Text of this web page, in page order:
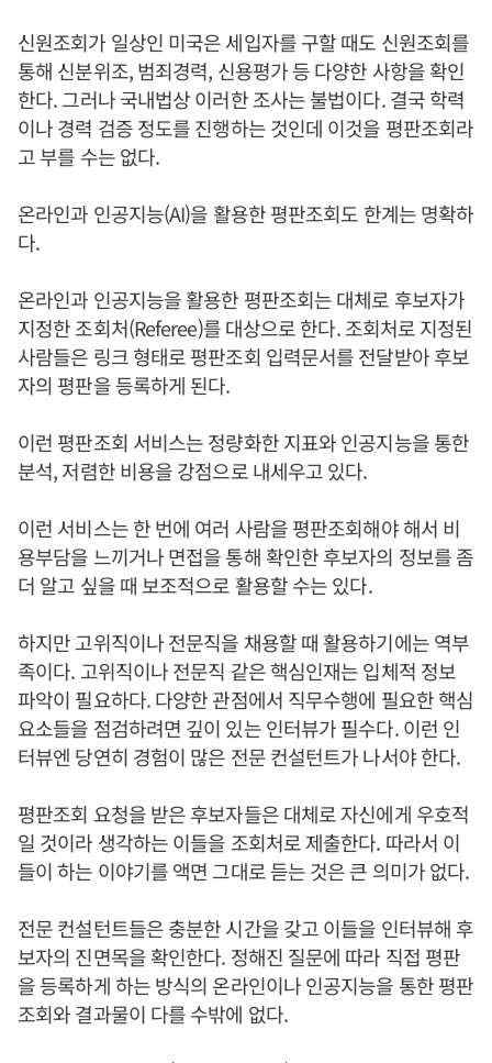
신원조회가 일상인 미국은 세입자를 구할 때도 신원조회를
통해 신분위조, 범죄경력, 신용평가 등 다양한 사항을 확인
한다. 그러나 국내법상 이러한 조사는 불법이다. 결국 학력
이나 경력 검증 정도를 진행하는 것인데 이것을 평판조회라
고 부를 수는 없다.
온라인과 인공지능(AI)을 활용한 평판조회도 한계는 명확하
다.
온라인과 인공지능을 활용한 평판조회는 대체로 후보자가
지정한 조회처(Referee)를 대상으로 한다. 조회처로 지정된
사람들은 링크 형태로 평판조회 입력문서를 전달받아 후보
자의 평판을 등록하게 된다.
이런 평판조회 서비스는 정량화한 지표와 인공지능을 통한
분석, 저렴한 비용을 강점으로 내세우고 있다.
이런 서비스는 한 번에 여러 사람을 평판조회해야 해서 비
용부담을 느끼거나 면접을 통해 확인한 후보자의 정보를 좀
더 알고 싶을 때 보조적으로 활용할 수는 있다.
하지만 고위직이나 전문직을 채용할 때 활용하기에는 역부
족이다. 고위직이나 전문직 같은 핵심인재는 입체적 정보
파악이 필요하다. 다양한 관점에서 직무수행에 필요한 핵심
요소들을 점검하려면 깊이 있는 인터뷰가 필수다. 이런 인
터뷰엔 당연히 경험이 많은 전문 컨설턴트가 나서야 한다.
평판조회 요청을 받은 후보자들은 대체로 자신에게 우호적
일 것이라 생각하는 이들을 조회처로 제출한다. 따라서 이
들이 하는 이야기를 액면 그대로 듣는 것은 큰 의미가 없다.
전문 컨설턴트들은 충분한 시간을 갖고 이들을 인터뷰해 후
보자의 진면목을 확인한다. 정해진 질문에 따라 직접 평판
을 등록하게 하는 방식의 온라인이나 인공지능을 통한 평판
조회와 결과물이 다를 수밖에 없다.